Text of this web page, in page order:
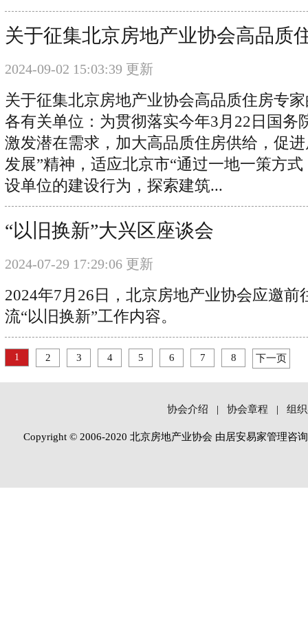
关于征集北京房地产业协会高品质
2024-09-02 15:03:39 更新
关于征集北京房地产业协会高品质住房专
各有关单位：为贯彻落实今年3月22日国务
激发潜在需求，加大高品质住房供给，促
发展”精神，适应北京市“通过一地一策方
设单位的建设行为，探索建筑...
“以旧换新”大兴区座谈会
2024-07-29 17:29:06 更新
2024年7月26日，北京房地产业协会应邀前
流“以旧换新”工作内容。
1 2 3 4 5 6 7 8 下一页
协会介绍 | 协会章程 | 组
Copyright © 2006-2020 北京房地产业协会 由居安易家管理咨